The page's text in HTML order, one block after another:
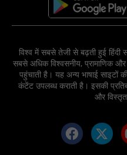
विश्व में सबसे तेजी से बढ़ती हुई हिंदी
सबसे अधिक विश्वसनीय, प्रामाणिक और
पहुंचाती है। यह अन्य भाषाई साइटों
कंटेंट उपलब्ध कराती है। इसकी
और